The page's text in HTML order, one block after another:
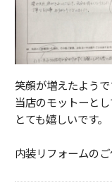
笑顔が増えたよう
当店のモットーと
とても嬉しいです。
内装リフォームの